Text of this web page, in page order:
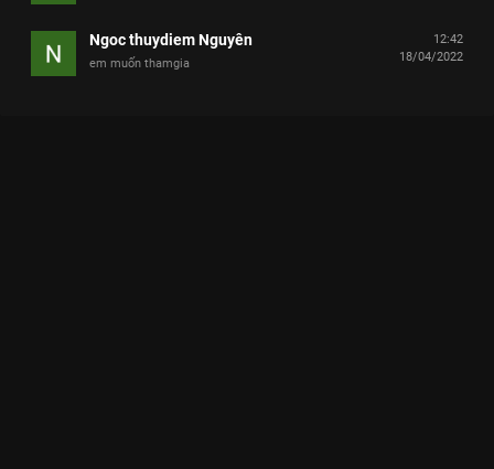
Ngoc thuydiem Nguyên
em muốn thamgia
12:42
18/04/2022